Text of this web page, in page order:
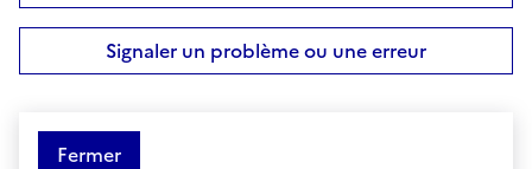
Signaler un problème ou une erreur
Fermer